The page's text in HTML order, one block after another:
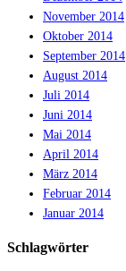
November 2014
Oktober 2014
September 2014
August 2014
Juli 2014
Juni 2014
Mai 2014
April 2014
März 2014
Februar 2014
Januar 2014
Schlagwörter